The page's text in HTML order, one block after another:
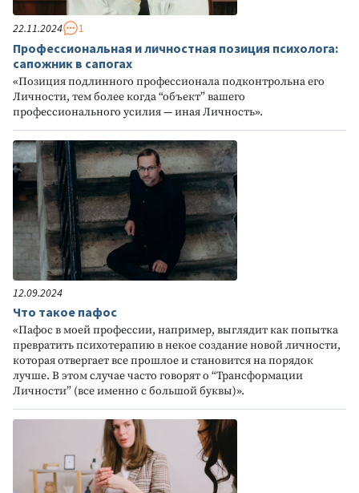
22.11.2024 1
Профессиональная и личностная позиция психолога:
сапожник в сапогах
«Позиция подлинного профессионала подконтрольна его
Личности, тем более когда “объект” вашего
профессионального усилия — иная Личность».
12.09.2024
Что такое пафос
«Пафос в моей профессии, например, выглядит как попытка
превратить психотерапию в некое создание новой личности,
которая отвергает все прошлое и становится на порядок
лучше. В этом случае часто говорят о “Трансформации
Личности” (все именно с большой буквы)».